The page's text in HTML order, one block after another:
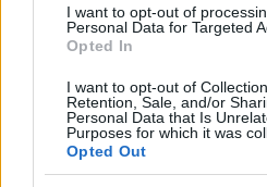
I want to opt-out of
Personal Data for Targeted
Opted In
I want to opt-out of
Retention, Sale, and/or
Personal Data that Is
Purposes for which it was
Opted Out
A 24.hu arról ír, hogy a
háttércége megtagadta a
vezérkari főnök szolgálati
Lapszemle